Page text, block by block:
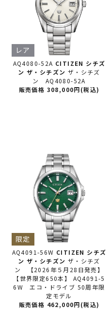
AQ4080-52A CITIZEN シチズ
ン ザ・シチズン ザ・シチズ
ン AQ4080-52A
レア
販売価格 308,000円(税込)
AQ4091-56W CITIZEN シチズ
ン ザ・シチズン ザ・シチズ
ン 【2026年５月28日発売】
【世界限定650本】 AQ4091-5
6W エコ・ドライブ 50周年限
定モデル
限定
販売価格 462,000円(税込)